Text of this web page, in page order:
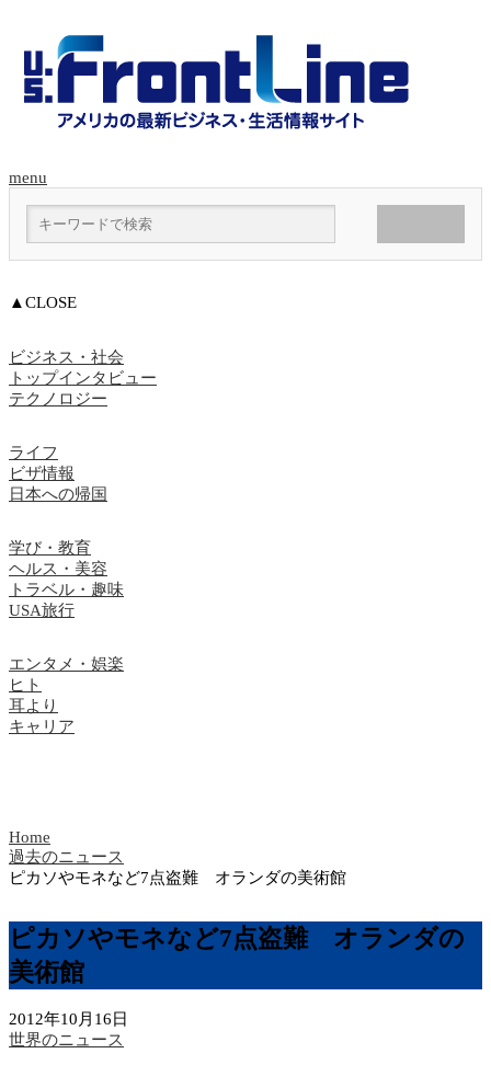
menu
▲CLOSE
ビジネス・社会
トップインタビュー
テクノロジー
ライフ
ビザ情報
日本への帰国
学び・教育
ヘルス・美容
トラベル・趣味
USA旅行
エンタメ・娯楽
ヒト
耳より
キャリア
Home
過去のニュース
ピカソやモネなど7点盗難 オランダの美術館
ピカソやモネなど7点盗難 オランダの
美術館
2012年10月16日
世界のニュース